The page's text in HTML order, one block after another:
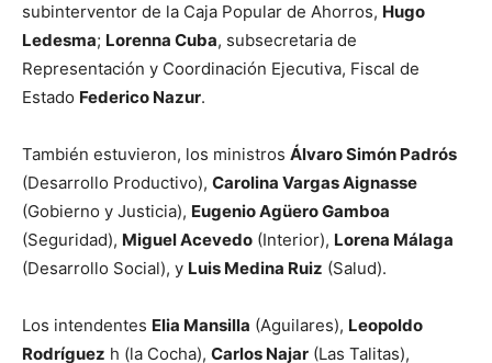
subinterventor de la Caja Popular de Ahorros, Hugo
Ledesma; Lorenna Cuba, subsecretaria de
Representación y Coordinación Ejecutiva, Fiscal de
Estado Federico Nazur.
También estuvieron, los ministros Álvaro Simón Padrós
(Desarrollo Productivo), Carolina Vargas Aignasse
(Gobierno y Justicia), Eugenio Agüero Gamboa
(Seguridad), Miguel Acevedo (Interior), Lorena Málaga
(Desarrollo Social), y Luis Medina Ruiz (Salud).
Los intendentes Elia Mansilla (Aguilares), Leopoldo
Rodríguez h (la Cocha), Carlos Najar (Las Talitas),